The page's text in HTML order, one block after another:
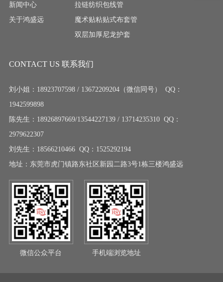
新闻中心
关于鸿盛远
拉链纺织包线管
魔术贴粘贴式布套管
双层加厚尼龙护套
CONTACT US 联系我们
刘小姐：18923707598 / 13672209204（微信同号） QQ：
1942599898
陈先生：18926897669/13544227139 / 13714235310 QQ：
2979622307
刘先生：18566210466 QQ：1525292194
地址：东莞市虎门镇路东社区新园二路3号1栋三楼鸿盛远
微信公众平台 手机端浏览地址